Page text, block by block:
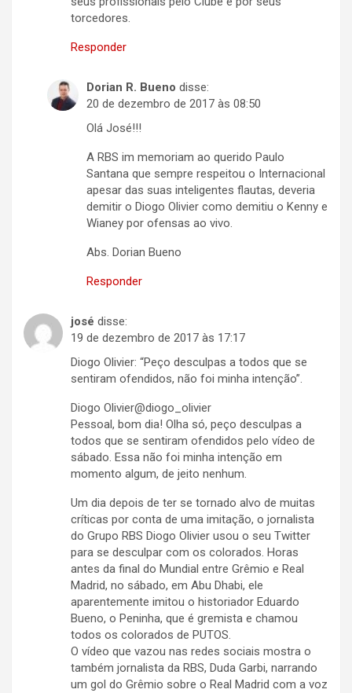
torcedores.
Responder
Dorian R. Bueno disse:
20 de dezembro de 2017 às 08:50
Olá José!!!
A RBS im memoriam ao querido Paulo
Santana que sempre respeitou o Internacional
apesar das suas inteligentes flautas, deveria
demitir o Diogo Olivier como demitiu o Kenny e
Wianey por ofensas ao vivo.
Abs. Dorian Bueno
Responder
josé disse:
19 de dezembro de 2017 às 17:17
Diogo Olivier: “Peço desculpas a todos que se
sentiram ofendidos, não foi minha intenção”.
Diogo Olivier@diogo_olivier
Pessoal, bom dia! Olha só, peço desculpas a
todos que se sentiram ofendidos pelo vídeo de
sábado. Essa não foi minha intenção em
momento algum, de jeito nenhum.
Um dia depois de ter se tornado alvo de muitas
críticas por conta de uma imitação, o jornalista
do Grupo RBS Diogo Olivier usou o seu Twitter
para se desculpar com os colorados. Horas
antes da final do Mundial entre Grêmio e Real
Madrid, no sábado, em Abu Dhabi, ele
aparentemente imitou o historiador Eduardo
Bueno, o Peninha, que é gremista e chamou
todos os colorados de PUTOS.
O vídeo que vazou nas redes sociais mostra o
também jornalista da RBS, Duda Garbi, narrando
um gol do Grêmio sobre o Real Madrid com a voz